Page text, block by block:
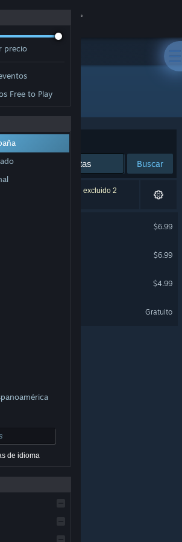
derechos reservados.
y otros países.
precio
Free to Play
de idioma
Buscar
la búsqueda. Se han excluido 2
preferencias.
$6.99
$6.99
$4.99
Gratuito